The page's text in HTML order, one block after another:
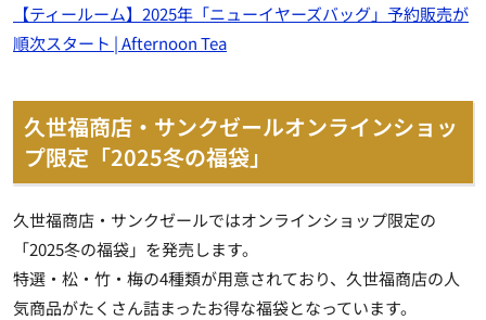
【ティールーム】2025年「ニューイヤーズバッグ」予約販売が
順次スタート | Afternoon Tea
久世福商店・サンクゼールオンラインショッ
プ限定「2025冬の福袋」
久世福商店・サンクゼールではオンラインショップ限定の
「2025冬の福袋」を発売します。
特選・松・竹・梅の4種類が用意されており、久世福商店の人
気商品がたくさん詰まったお得な福袋となっています。